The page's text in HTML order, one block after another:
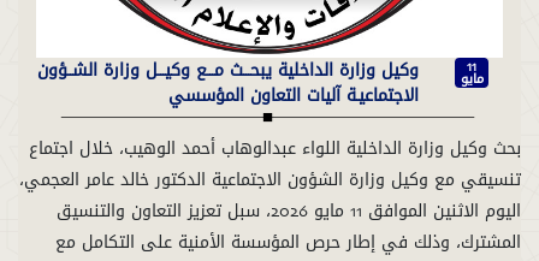
11
مايو وكيل وزارة الداخلية يبحـــث مـــع وكيـــل وزارة الشــؤون
الاجتماعيـة آليات التعاون المؤسسي
بحث وكيل وزارة الداخلية اللواء عبدالوهاب أحمد الوهيب، خلال اجتماع
تنسيقي مع وكيل وزارة الشؤون الاجتماعية الدكتور خالد عامر العجمي،
اليوم الاثنين الموافق 11 مايو 2026، سبل تعزيز التعاون والتنسيق
المشترك، وذلك في إطار حرص المؤسسة الأمنية على التكامل مع